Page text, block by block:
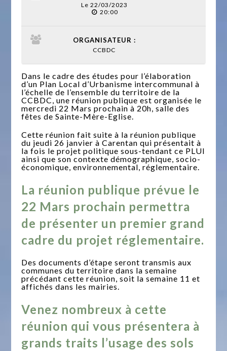
Le 22/03/2023
20:00
ORGANISATEUR :
CCBDC
Dans le cadre des études pour l’élaboration
d’un Plan Local d’Urbanisme intercommunal à
l’échelle de l’ensemble du territoire de la
CCBDC, une réunion publique est organisée le
mercredi 22 Mars prochain à 20h, salle des
fêtes de Sainte-Mère-Eglise.
Cette réunion fait suite à la réunion publique
du jeudi 26 janvier à Carentan qui présentait à
la fois le projet politique sous-tendant ce PLUI
ainsi que son contexte démographique, socio-
économique, environnemental, réglementaire.
La réunion publique prévue le
22 Mars prochain permettra
de présenter un premier grand
cadre du projet réglementaire.
Des documents d’étape seront transmis aux
communes du territoire dans la semaine
précédant cette réunion, soit la semaine 11 et
affichés dans les mairies.
Venez nombreux à cette
réunion qui vous présentera à
grands traits l’usage des sols